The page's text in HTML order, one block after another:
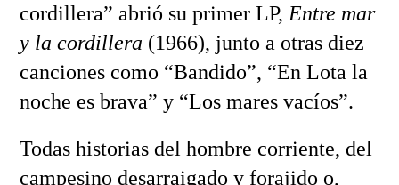
cordillera” abrió su primer LP, Entre mar
y la cordillera (1966), junto a otras diez
canciones como “Bandido”, “En Lota la
noche es brava” y “Los mares vacíos”.
Todas historias del hombre corriente, del
campesino desarraigado y forajido o,